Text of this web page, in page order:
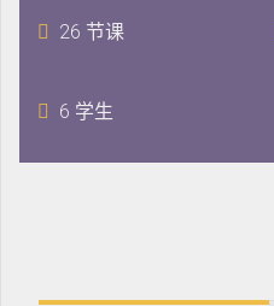
26 节课
6 学生